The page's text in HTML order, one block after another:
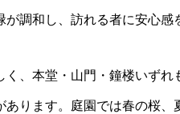
調和し、訪れる者に安心感
く、本堂・山門・鐘楼いず
あります。庭園では春の桜